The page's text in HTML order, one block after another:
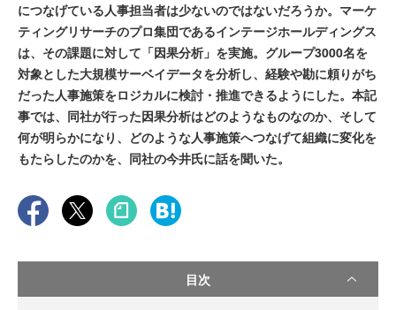
につなげている人事担当者は少ないのではないだろうか。マーケ
ティングリサーチのプロ集団であるインテージホールディングス
は、その課題に対して「因果分析」を実施。グループ3000名を
対象とした大規模サーベイデータを分析し、経験や勘に頼りがち
だった人事施策をロジカルに検討・推進できるようにした。本記
事では、同社が行った因果分析はどのようなものなのか、そして
何が明らかになり、どのような人事施策へつなげて組織に変化を
もたらしたのかを、同社の今井氏に話を聞いた。
目次